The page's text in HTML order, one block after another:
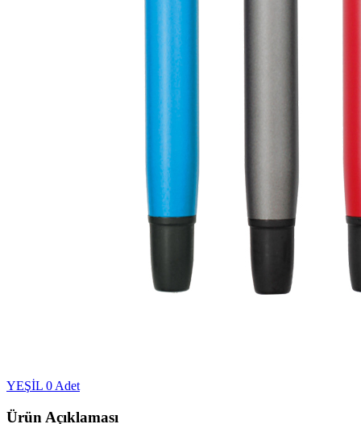
YEŞİL 0 Adet
Ürün Açıklaması